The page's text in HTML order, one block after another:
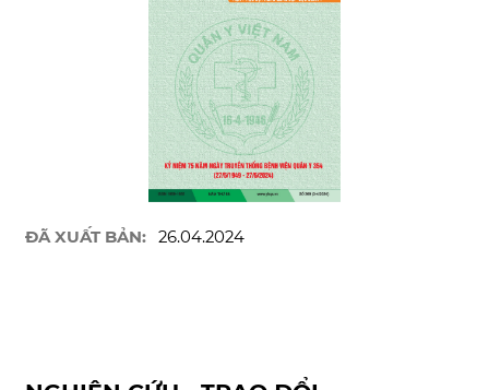
ĐÃ XUẤT BẢN: 26.04.2024